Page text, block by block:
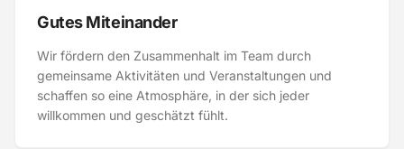
Gutes Miteinander
Wir fördern den Zusammenhalt im Team durch
gemeinsame Aktivitäten und Veranstaltungen und
schaffen so eine Atmosphäre, in der sich jeder
willkommen und geschätzt fühlt.